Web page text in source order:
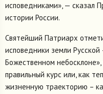
исповедниками», — сказал
истории России.
Святейший Патриарх
исповедники земли
Божественном
правильный курс или, как
жизненную траекторию –